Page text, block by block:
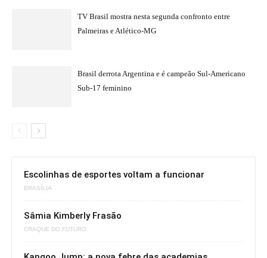
TV Brasil mostra nesta segunda confronto entre
Palmeiras e Atlético-MG
Brasil derrota Argentina e é campeão Sul-Americano
Sub-17 feminino
Escolinhas de esportes voltam a funcionar
BRASÍLIA
Sâmia Kimberly Frasão
CRAQUE DO FUTURO